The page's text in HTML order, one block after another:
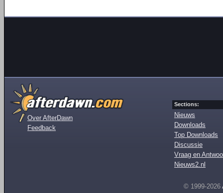
Over AfterDawn
Feedback
Sections:
Nieuws
Downloads
Top Downloads
Discussie
Vraag en
Nieuws2.nl
© 1999-2026